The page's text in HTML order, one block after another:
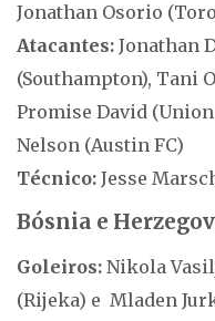
Jonathan Osorio
Atacantes: Jonathan
(Southampton), Tani
Promise David
Nelson (Austin FC)
Técnico: Jesse
Bósnia e
Goleiros: Nikola
(Rijeka) e Mladen